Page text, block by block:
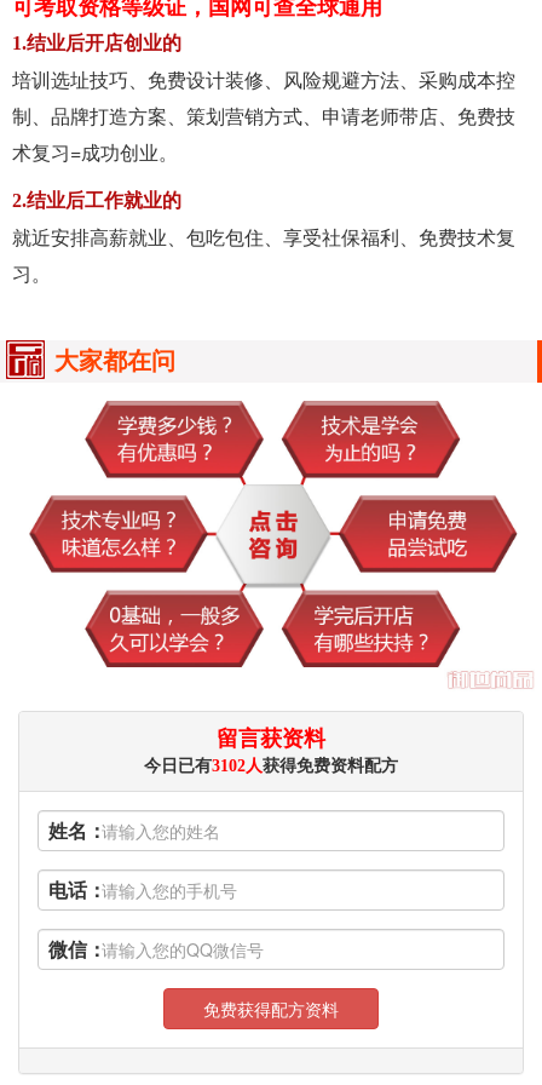
可考取资格等级证，国网可查全球通用
1.结业后开店创业的
培训选址技巧、免费设计装修、风险规避方法、采购成本控
制、品牌打造方案、策划营销方式、申请老师带店、免费技
术复习=成功创业。
2.结业后工作就业的
就近安排高薪就业、包吃包住、享受社保福利、免费技术复
习。
大家都在问
留言获资料
今日已有3102人获得免费资料配方
姓名：
电话：
微信：
免费获得配方资料